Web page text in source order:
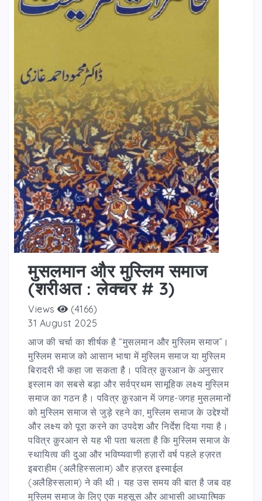
मुसलमान और मुस्लिम समाज
(शरीअत : लेक्चर # 3)
Views
(4166)
31 August 2025
आज की चर्चा का शीर्षक है “मुसलमान और मुस्लिम समाज”।
मुस्लिम समाज को आसान भाषा में मुस्लिम समाज या मुस्लिम
बिरादरी भी कहा जा सकता है। पवित्र क़ुरआन के अनुसार
इस्लाम का सबसे बड़ा और सर्वप्रथम सामूहिक लक्ष्य मुस्लिम
समाज का गठन है। पवित्र क़ुरआन में जगह-जगह मुसलमानों
को मुस्लिम समाज से जुड़े रहने का, मुस्लिम समाज के उद्देश्यों
और लक्ष्य को पूरा करने का उपदेश और निर्देश दिया गया है।
पवित्र क़ुरआन से यह भी पता चलता है कि मुस्लिम समाज के
स्थायित्व की दुआ और भविष्यवाणी हज़ारों वर्ष पहले हज़रत
इबराहीम (अलैहिस्सलाम) और हज़रत इस्माईल
(अलैहिस्सलाम) ने की थी। यह उस समय की बात है जब वह
मुस्लिम समाज के लिए एक महसूस और आभासी आध्यात्मिक